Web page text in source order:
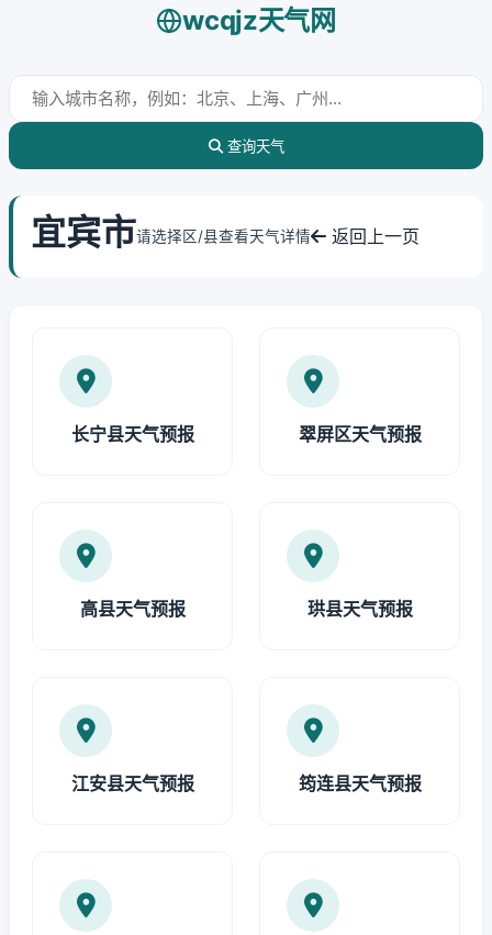
wcqjz天气网
查询天气
宜宾市请选择区/县查看天气详情 返回上一页
长宁县天气预报 翠屏区天气预报
高县天气预报 珙县天气预报
江安县天气预报 筠连县天气预报